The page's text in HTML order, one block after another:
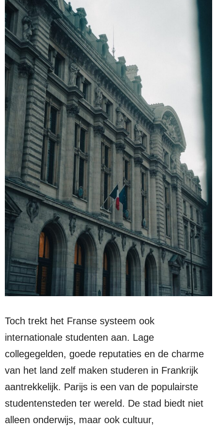
Toch trekt het Franse systeem ook
internationale studenten aan. Lage
collegegelden, goede reputaties en de charme
van het land zelf maken studeren in Frankrijk
aantrekkelijk. Parijs is een van de populairste
studentensteden ter wereld. De stad biedt niet
alleen onderwijs, maar ook cultuur,